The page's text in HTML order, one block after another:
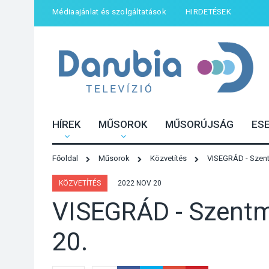
Médiaajánlat és szolgáltatások HIRDETÉSEK
HÍREK MŰSOROK MŰSORÚJSÁG
Főoldal Műsorok Közvetítés VISEGRÁD -
KÖZVETÍTÉS 2022 NOV 20
VISEGRÁD -
20.